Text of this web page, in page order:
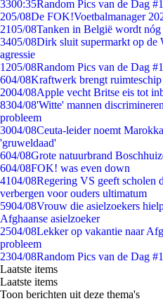
3300:35Random Pics van de Dag
205/08De FOK!Voetbalmanager
2105/08Tanken in België wordt
3405/08Dirk sluit supermarkt op de
agressie
1205/08Random Pics van de Dag
604/08Kraftwerk brengt
2004/08Apple vecht Britse eis tot
8304/08'Witte' mannen
probleem
3004/08Ceuta-leider noemt
'gruweldaad'
604/08Grote natuurbrand
604/08FOK! was even down
4104/08Regering VS geeft scholen
verbergen voor ouders ultimatum
5904/08Vrouw die asielzoekers
Afghaanse asielzoeker
2504/08Lekker op vakantie naar
probleem
2304/08Random Pics van de Dag
Laatste items
Laatste items
Toon berichten uit deze thema's